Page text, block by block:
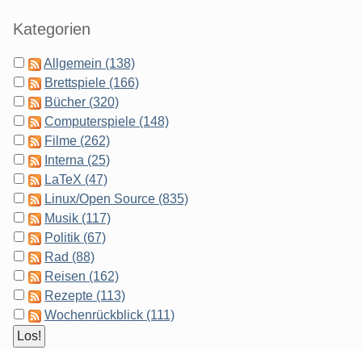
Kategorien
Allgemein (138)
Brettspiele (166)
Bücher (320)
Computerspiele (148)
Filme (262)
Interna (25)
LaTeX (47)
Linux/Open Source (835)
Musik (117)
Politik (67)
Rad (88)
Reisen (162)
Rezepte (113)
Wochenrückblick (111)